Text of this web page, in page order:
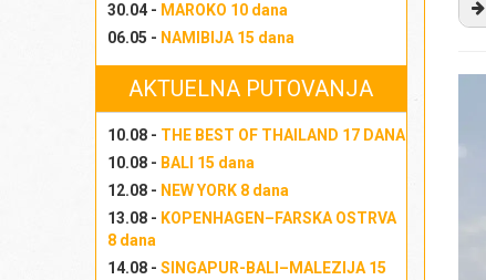
30.04 - MAROKO 10 dana
06.05 - NAMIBIJA 15 dana
AKTUELNA PUTOVANJA
10.08 - THE BEST OF THAILAND 17 DANA
10.08 - BALI 15 dana
12.08 - NEW YORK 8 dana
13.08 - KOPENHAGEN–FARSKA OSTRVA
8 dana
14.08 - SINGAPUR-BALI–MALEZIJA 15